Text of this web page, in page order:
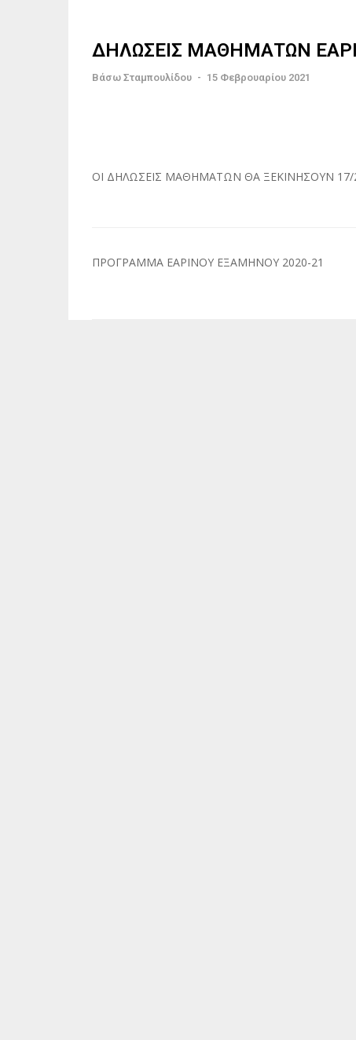
ΔΗΛΩΣΕΙΣ ΜΑΘΗΜΑΤΩΝ
Βάσω Σταμπουλίδου - 15 Φεβρουαρίου 2021
ΟΙ ΔΗΛΩΣΕΙΣ ΜΑΘΗΜΑΤΩΝ ΘΑ ΞΕΚΙΝΗΣΟΥΝ 17/
Πλοήγηση
ΠΡΟΓΡΑΜΜΑ ΕΑΡΙΝΟΥ ΕΞΑΜΗΝΟΥ 2020-21